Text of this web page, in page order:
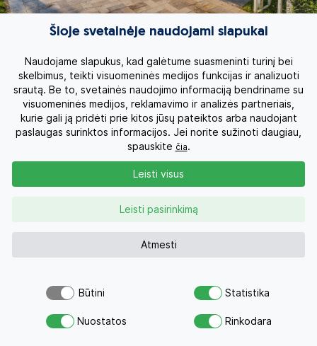
Savo svajonių atostogoms
Šioje svetainėje naudojami slapukai
Naudojame slapukus, kad galėtume suasmeninti turinį bei
skelbimus, teikti visuomeninės medijos funkcijas ir analizuoti
srautą. Be to, svetainės naudojimo informaciją bendriname su
visuomeninės medijos, reklamavimo ir analizės partneriais,
kurie gali ją pridėti prie kitos jūsų pateiktos arba naudojant
paslaugas surinktos informacijos. Jei norite sužinoti daugiau,
spauskite čia.
Atmesti
Leisti pasirinkimą
Leisti visus
Būtini Statistika
Nuostatos Rinkodara